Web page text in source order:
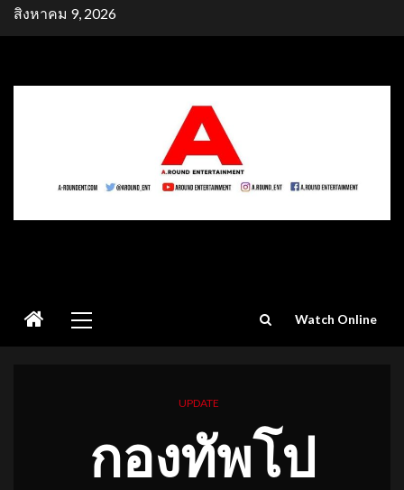
Skipสิงหาคม 9, 2026
Menu
Watch Online
UPDATE
กองทัพโป